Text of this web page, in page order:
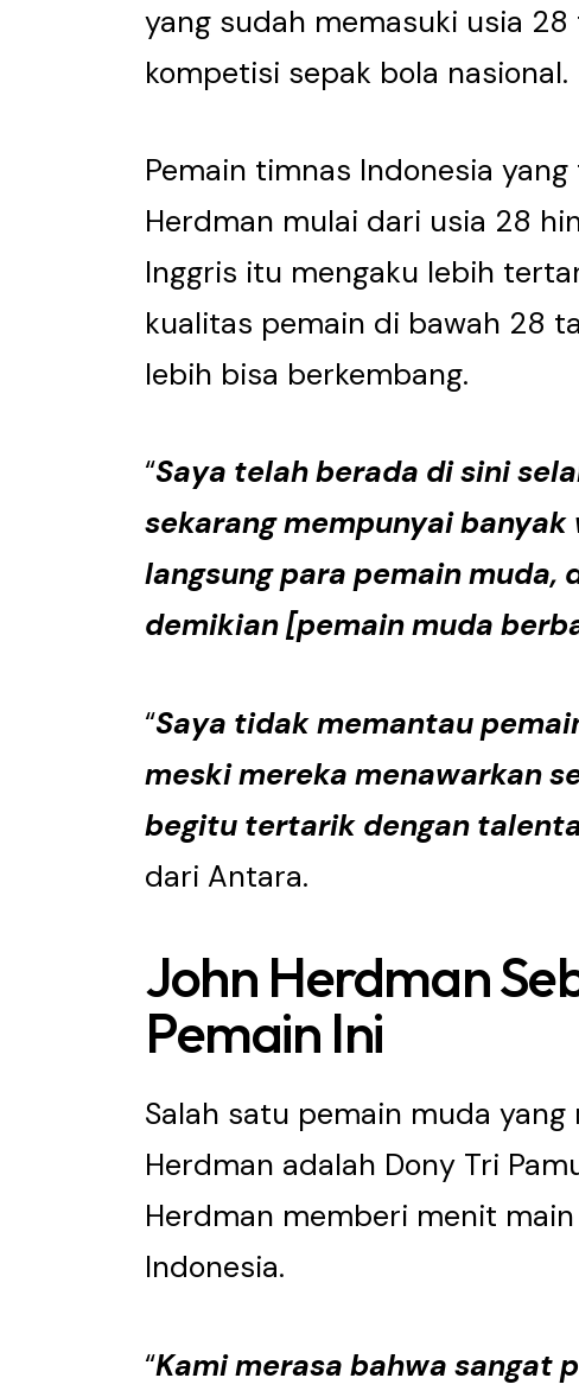
yang sudah memasuki usia
kompetisi sepak bola nasional.
Pemain timnas Indonesia
Herdman mulai dari usia 28
Inggris itu mengaku lebih
kualitas pemain di bawah 28
lebih bisa berkembang.
“Saya telah berada di sini
sekarang mempunyai
langsung para pemain muda,
demikian [pemain muda
“Saya tidak memantau
meski mereka menawarkan
begitu tertarik dengan
dari Antara.
John Herdman
Pemain Ini
Salah satu pemain muda
Herdman adalah Dony Tri
Herdman memberi menit
Indonesia.
“Kami merasa bahwa sangat